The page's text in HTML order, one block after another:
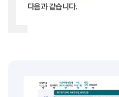
다음과 같습니다.